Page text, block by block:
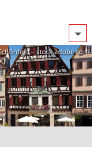
– stock.adobe.com